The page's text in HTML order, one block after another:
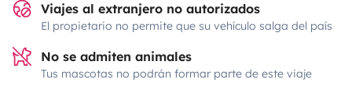
Viajes al extranjero no autorizados
El propietario no permite que su vehículo salga del país
No se admiten animales
Tus mascotas no podrán formar parte de este viaje